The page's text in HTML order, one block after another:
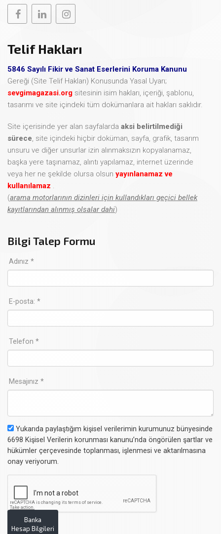
Telif Hakları
5846 Sayılı Fikir ve Sanat Eserlerini Koruma Kanunu
Gereği (Site Telif Hakları) Konusunda Yasal Uyarı;
sevgimagazasi.org sitesinin isim hakları, içeriği, şablonu,
tasarımı ve site içindeki tüm dokümanlara ait hakları saklıdır.
Site içerisinde yer alan sayfalarda aksi belirtilmediği
sürece , site içindeki hiçbir doküman, sayfa, grafik, tasarım
unsuru ve diğer unsurlar izin alınmaksızın kopyalanamaz,
başka yere taşınamaz, alıntı yapılamaz, internet üzerinde
veya her ne şekilde olursa olsun yayınlanamaz ve
kullanılamaz
(arama motorlarının dizinleri için kullandıkları geçici bellek
kayıtlarından alınmış olsalar dahi)
Bilgi Talep Formu
Adınız *
E-posta: *
Telefon *
Mesajınız *
Yukarıda paylaştığım kişisel verilerimin kurumunuz bünyesinde
6698 Kişisel Verilerin korunması kanunu’nda öngörülen şartlar ve
hükümler çerçevesinde toplanması, işlenmesi ve aktarılmasına
onay veriyorum.
Banka
Hesap Bilgileri